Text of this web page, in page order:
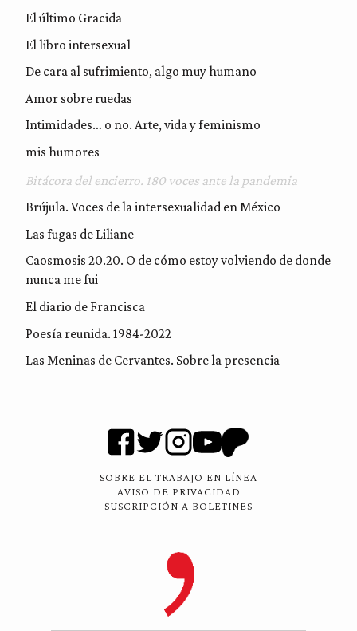
El último Gracida
El libro intersexual
De cara al sufrimiento, algo muy humano
Amor sobre ruedas
Intimidades… o no. Arte, vida y feminismo
mis humores
Bitácora del encierro. 180 voces ante la pandemia
Brújula. Voces de la intersexualidad en México
Las fugas de Liliane
Caosmosis 20.20. O de cómo estoy volviendo de donde
nunca me fui
El diario de Francisca
Poesía reunida. 1984-2022
Las Meninas de Cervantes. Sobre la presencia
SOBRE EL TRABAJO EN LÍNEA
AVISO DE PRIVACIDAD
SUSCRIPCIÓN A BOLETINES